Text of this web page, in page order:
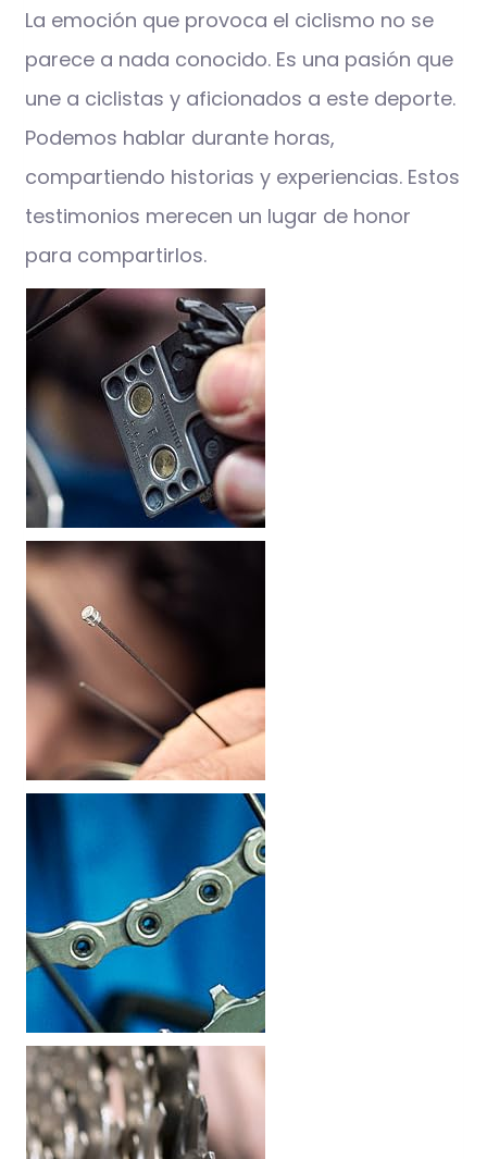
La emoción que provoca el ciclismo no se
parece a nada conocido. Es una pasión que
une a ciclistas y aficionados a este deporte.
Podemos hablar durante horas,
compartiendo historias y experiencias. Estos
testimonios merecen un lugar de honor
para compartirlos.